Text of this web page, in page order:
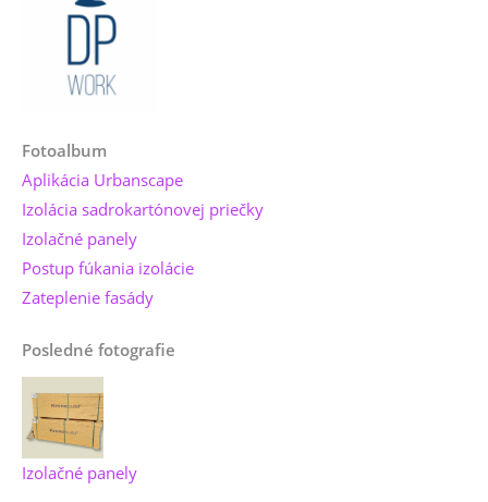
Fotoalbum
Aplikácia Urbanscape
Izolácia sadrokartónovej priečky
Izolačné panely
Postup fúkania izolácie
Zateplenie fasády
Posledné fotografie
Izolačné panely